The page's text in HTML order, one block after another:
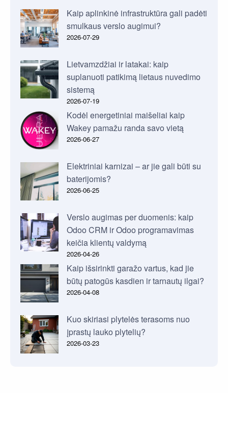
Kaip aplinkinė infrastruktūra gali padėti
smulkaus verslo augimui?
2026-07-29
Lietvamzdžiai ir latakai: kaip
suplanuoti patikimą lietaus nuvedimo
sistemą
2026-07-19
Kodėl energetiniai maišeliai kaip
Wakey pamažu randa savo vietą
2026-06-27
Elektriniai karnizai – ar jie gali būti su
baterijomis?
2026-06-25
Verslo augimas per duomenis: kaip
Odoo CRM ir Odoo programavimas
keičia klientų valdymą
2026-04-26
Kaip išsirinkti garažo vartus, kad jie
būtų patogūs kasdien ir tarnautų ilgai?
2026-04-08
Kuo skiriasi plytelės terasoms nuo
įprastų lauko plytelių?
2026-03-23